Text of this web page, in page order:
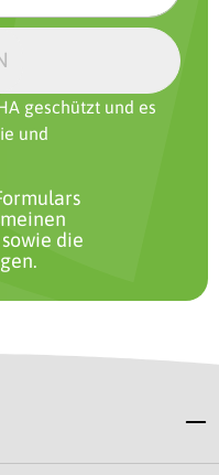
geschützt und es
und
sowie die